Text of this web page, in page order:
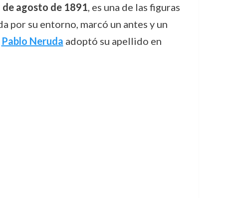
de agosto de 1891, es una de las figuras
por su entorno, marcó un antes y un
Pablo Neruda adoptó su apellido en